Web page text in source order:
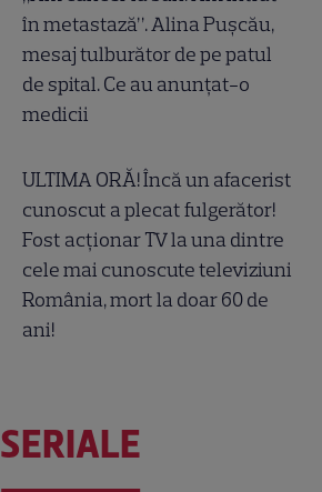
în metastază”. Alina Pușcău,
mesaj tulburător de pe patul
de spital. Ce au anunțat-o
medicii
ULTIMA ORĂ! Încă un afacerist
cunoscut a plecat fulgerător!
Fost acționar TV la una dintre
cele mai cunoscute televiziuni
România, mort la doar 60 de
ani!
SERIALE